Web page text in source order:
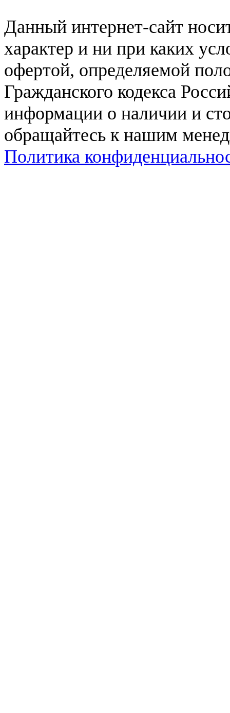
Данный интернет-сайт
характер и ни при каких
офертой, определяемой
Гражданского кодекса
информации о наличии и
обращайтесь к нашим
Политика